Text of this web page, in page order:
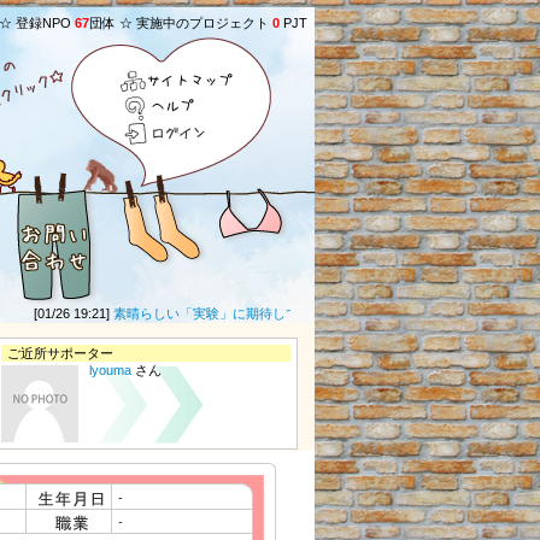
登録NPO 67団体 ☆ 実施中のプロジェクト 0 PJT
サイトマップ
ヘルプ
ログイン
[01/26 19:21]素晴らしい「実験」に期待しています。(Ak_Ronさん) ★[03/17
ご近所サポーター
lyouma さん
-
-